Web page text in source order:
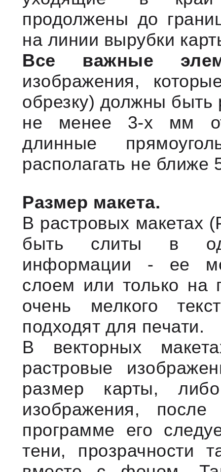
продолжены до
на линии вырубки
Все важные
изображения,
обрезку) должны быть
не менее 3-х мм
длинные
располагать не
Размер макета.
В растровых макетах
быть слиты в
информации - ее
слоем или только на
очень мелкого
подходят для печати.
В векторных
растровые
размер карты,
изображения,
программе его
тени, прозрачности